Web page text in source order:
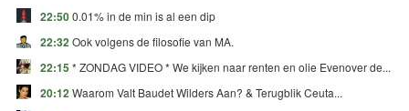
22:500.01% in de min is al een dip
22:32Ook volgens de filosofie van MA.
22:15 * ZONDAG VIDEO * We kijken naar renten en olie Evenover de...
20:12Waarom Valt Baudet Wilders Aan? & Terugblik Ceuta...